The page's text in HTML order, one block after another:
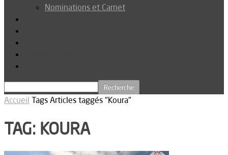
Nominations et Carnet
Accueil Tags Articles taggés "Koura"
TAG: KOURA